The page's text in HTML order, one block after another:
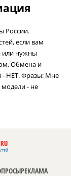
России.
если вам
или нужны
Обмена и
- НЕТ. Фразы: Мне
- не
РЕКЛАМА